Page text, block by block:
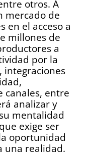
otros. A
mercado de
en el acceso a
millones de
a
por la
integraciones
canales, entre
analizar y
mentalidad
exige ser
oportunidad
una realidad.